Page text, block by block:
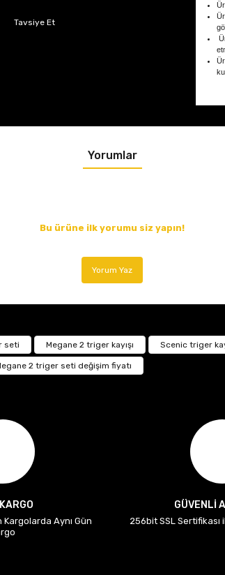
Tavsiye Et
Yorumlar
Bu ürüne ilk yorumu siz yapın!
Yorum Yaz
seti Megane 2 triger kayışı Scenic triger
2 triger seti değişim fiyatı
Aynı Gün
GÜVENLİ
256bit SSL Sertifikası